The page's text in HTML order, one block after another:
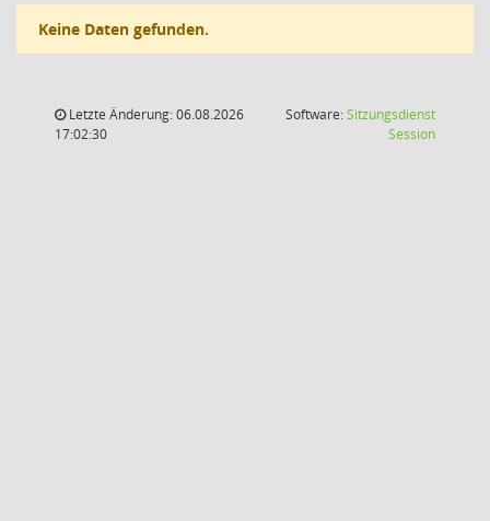
Keine Daten gefunden.
Letzte Änderung: 06.08.2026
17:02:30
Software:Sitzungsdienst
Session(Wird in